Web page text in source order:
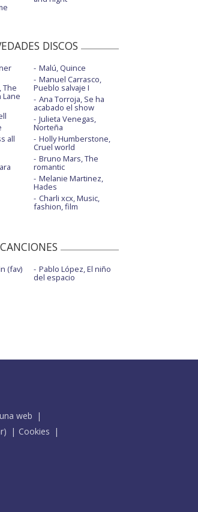
DISCOS
The
all
Malú, Quince
Manuel Carrasco,
Pueblo salvaje I
Ana Torroja, Se ha
acabado el show
Julieta Venegas,
Norteña
Holly Humberstone,
Cruel world
Bruno Mars, The
romantic
Melanie Martinez,
Hades
Charli xcx, Music,
fashion, film
CANCIONES
(fav) Pablo López, El niño
del espacio
web
)
Cookies